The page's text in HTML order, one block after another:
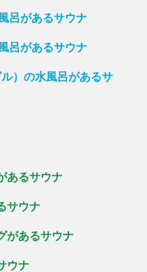
呂があるサウナ
呂があるサウナ
）の水風呂があるサ
あるサウナ
サウナ
があるサウナ
ウナ